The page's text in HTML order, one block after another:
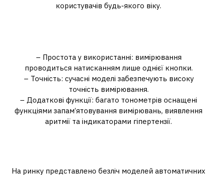
користувачів будь-якого віку.
– Простота у використанні: вимірювання
проводиться натисканням лише однієї кнопки.
– Точність: сучасні моделі забезпечують високу
точність вимірювання.
– Додаткові функції: багато тонометрів оснащені
функціями запам’ятовування вимірювань, виявлення
аритмії та індикаторами гіпертензії.
На ринку представлено безліч моделей автоматичних